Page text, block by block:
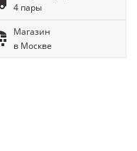
4 пары
Магазин
в Москве